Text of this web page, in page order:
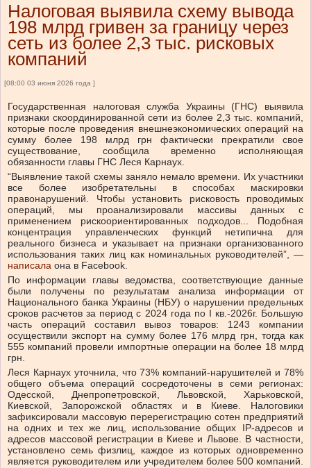
Налоговая выявила схему вывода
198 млрд гривен за границу через
сеть из более 2,3 тыс. рисковых
компаний
[08:00 03 июня 2026 года ]
Государственная налоговая служба Украины (ГНС) выявила
признаки скоординированной сети из более 2,3 тыс. компаний,
которые после проведения внешнеэкономических операций на
сумму более 198 млрд грн фактически прекратили свое
существование, сообщила временно исполняющая
обязанности главы ГНС Леся Карнаух.
“Выявление такой схемы заняло немало времени. Их участники
все более изобретательны в способах маскировки
правонарушений. Чтобы установить рисковость проводимых
операций, мы проанализировали массивы данных с
применением рискоориентированных подходов... Подобная
концентрация управленческих функций нетипична для
реального бизнеса и указывает на признаки организованного
использования таких лиц как номинальных руководителей”, —
написала она в Facebook.
По информации главы ведомства, соответствующие данные
были получены по результатам анализа информации от
Национального банка Украины (НБУ) о нарушении предельных
сроков расчетов за период с 2024 года по І кв.-2026г. Большую
часть операций составил вывоз товаров: 1243 компании
осуществили экспорт на сумму более 176 млрд грн, тогда как
555 компаний провели импортные операции на более 18 млрд
грн.
Леся Карнаух уточнила, что 73% компаний-нарушителей и 78%
общего объема операций сосредоточены в семи регионах:
Одесской, Днепропетровской, Львовской, Харьковской,
Киевской, Запорожской областях и в Киеве. Налоговики
зафиксировали массовую перерегистрацию сотен предприятий
на одних и тех же лиц, использование общих IP-адресов и
адресов массовой регистрации в Киеве и Львове. В частности,
установлено семь физлиц, каждое из которых одновременно
является руководителем или учредителем более 500 компаний.